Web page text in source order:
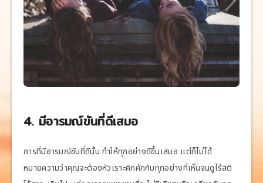
4. มีอารมณ์ขันที่ดีเสมอ
การที่มีอารมณ์ขันที่ดีนั้น ทำให้ทุกอย่างดีขึ้นเสมอ แต่ก็ไม่ได้
หมายความว่าคุณจะต้องหัวเราะคิกคักกับทุกอย่างที่เห็นจนดูไร้สติ